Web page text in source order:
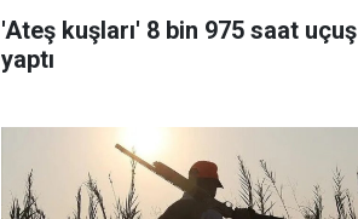
'Ateş kuşları' 8 bin 975 saat uçuş
yaptı